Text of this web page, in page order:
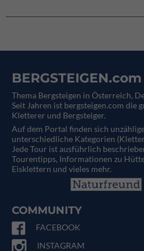
BERGSTEIGEN.com
Thema Bergsteigen in Österreich,
Seit Jahren ist bergsteigen.com die
Kletterer und Bergsteiger.
Auf dem Portal finden sich
unterschiedliche Kategorien
Jede Tour ist ausführlich
Tourentipps, Informationen zu
Eisklettern und vieles mehr.
COMMUNITY
FACEBOOK
INSTAGRAM